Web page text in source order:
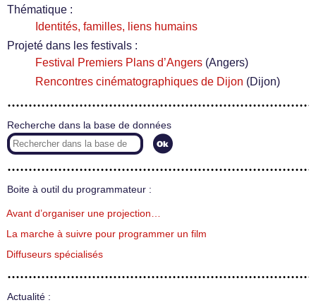
Thématique :
Identités, familles, liens humains
Projeté dans les festivals :
Festival Premiers Plans d’Angers (Angers)
Rencontres cinématographiques de Dijon (Dijon)
Recherche dans la base de données
Boite à outil du programmateur :
Avant d’organiser une projection…
La marche à suivre pour programmer un film
Diffuseurs spécialisés
Actualité :